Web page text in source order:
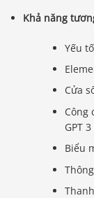
Khả năng
Yếu
Cửa
Công
GPT
Biểu